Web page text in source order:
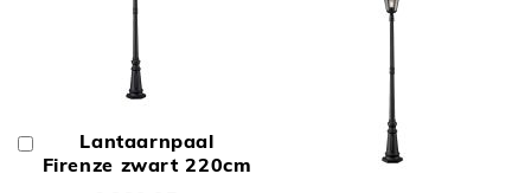
Lantaarnpaal
Firenze zwart 220cm
Winkelwagen